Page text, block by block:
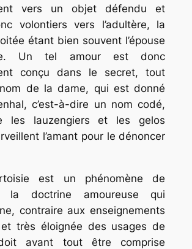
vers un objet défendu et
volontiers vers l’adultère, la
étant bien souvent l’épouse
Un tel amour est donc
conçu dans le secret, tout
de la dame, qui est donné
c’est-à-dire un nom codé,
les lauzengiers et les gelos
l’amant pour le dénoncer
est un phénomène de
la doctrine amoureuse qui
contraire aux enseignements
et très éloignée des usages de
doit avant tout être comprise